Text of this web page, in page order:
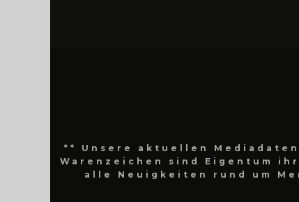
** Unsere aktuellen
Warenzeichen sind Eigentum
alle Neuigkeiten rund um